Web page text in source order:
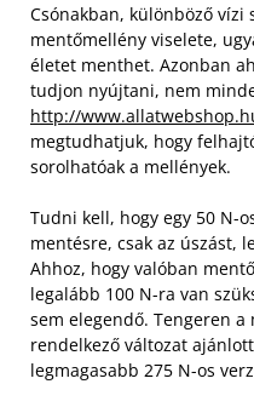
Csónakban, különböző vízi
mentőmellény viselete,
életet menthet. Azonban
tudjon nyújtani, nem
http://
megtudhatjuk, hogy
sorolhatóak a mellények.
Tudni kell, hogy egy 50 N-
mentésre, csak az úszást,
Ahhoz, hogy valóban
legalább 100 N-ra van
sem elegendő. Tengeren
rendelkező változat
legmagasabb 275 N-os